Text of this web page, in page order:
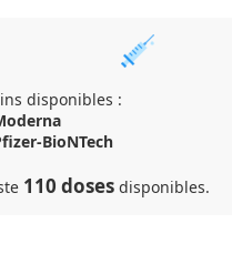
disponibles :
BioNTech
110 dosesdisponibles.